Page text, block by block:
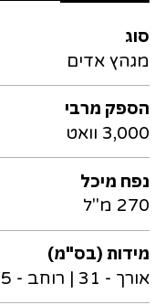
סוג
מגהץ אדים
הספק מרבי
3,000 וואט
נפח מיכל
270 מ"ל
מידות (בס"מ)
אורך - 31 | רוחב - 13.5 | גובה - 16